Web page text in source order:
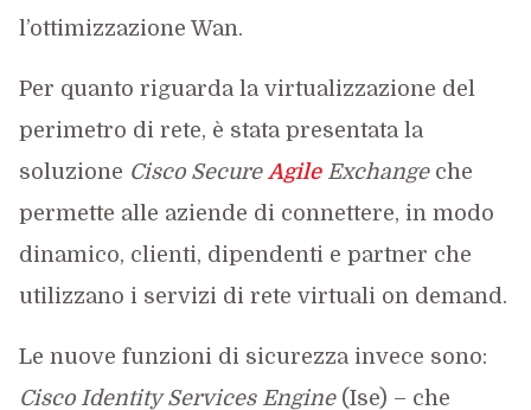
l’ottimizzazione Wan.
Per quanto riguarda la virtualizzazione del
perimetro di rete, è stata presentata la
soluzione Cisco Secure AgileExchangeche
permette alle aziende di connettere, in modo
dinamico, clienti, dipendenti e partner che
utilizzano i servizi di rete virtuali on demand.
Le nuove funzioni di sicurezza invece sono:
Cisco Identity Services Engine(Ise) – che